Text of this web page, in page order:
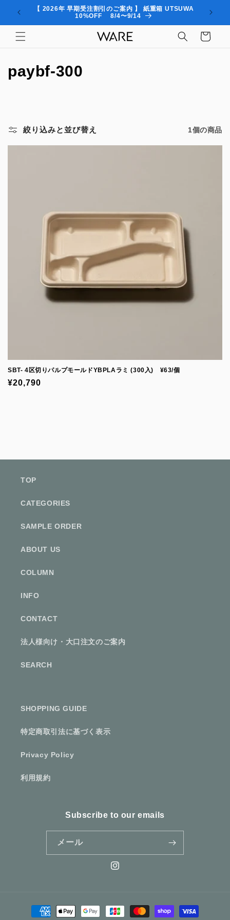
ンツに【 2026年 早期受注割引のご案内 】 紙重箱 UTSUWA
10%OFF 8/4〜9/14
新商品
ー
コ
シ
ョ
paybf-300
絞り込みと並び替え 1個の商品
SBT- 4区切りパルプモールドYBPLAラミ (300入) ¥63/個
通
¥20,790
TOP
CATEGORIES
SAMPLE ORDER
ABOUT US
COLUMN
INFO
CONTACT
法人様向け・大口注文のご案内
SEARCH
SHOPPING GUIDE
特定商取引法に基づく表示
Privacy Policy
利用規約
Subscribe to our emails
メール
Instagram
決